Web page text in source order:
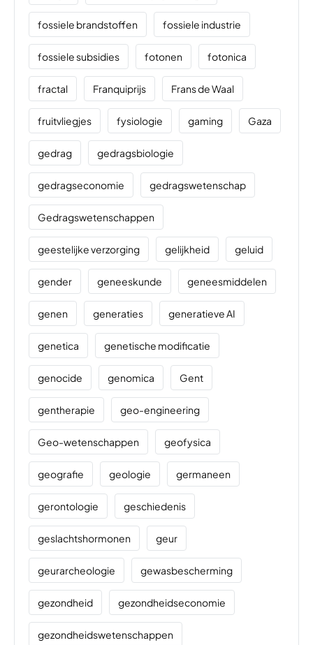
fossiele brandstoffen fossiele industrie
fossiele subsidies fotonen fotonica
fractal Franquiprijs Frans de Waal
fruitvliegjes fysiologie gaming Gaza
gedrag gedragsbiologie
gedragseconomie gedragswetenschap
Gedragswetenschappen
geestelijke verzorging gelijkheid geluid
gender geneeskunde geneesmiddelen
genen generaties generatieve AI
genetica genetische modificatie
genocide genomica Gent
gentherapie geo-engineering
Geo-wetenschappen geofysica
geografie geologie germaneen
gerontologie geschiedenis
geslachtshormonen geur
geurarcheologie gewasbescherming
gezondheid gezondheidseconomie
gezondheidswetenschappen